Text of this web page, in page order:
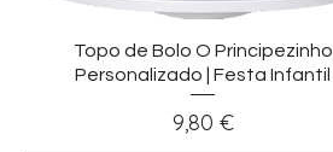
Visualização rápida
Topo de Bolo O Principezinho
Personalizado | Festa Infantil
Preço
9,80 €